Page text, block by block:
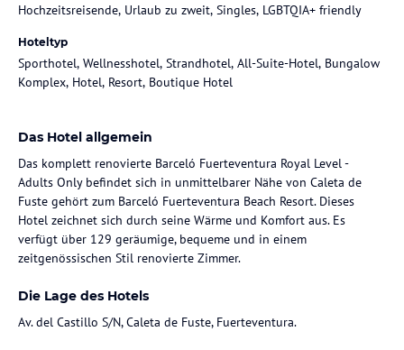
Hochzeitsreisende, Urlaub zu zweit, Singles, LGBTQIA+ friendly
Hoteltyp
Sporthotel, Wellnesshotel, Strandhotel, All-Suite-Hotel, Bungalow
Komplex, Hotel, Resort, Boutique Hotel
Das Hotel allgemein
Das komplett renovierte Barceló Fuerteventura Royal Level -
Adults Only befindet sich in unmittelbarer Nähe von Caleta de
Fuste gehört zum Barceló Fuerteventura Beach Resort. Dieses
Hotel zeichnet sich durch seine Wärme und Komfort aus. Es
verfügt über 129 geräumige, bequeme und in einem
zeitgenössischen Stil renovierte Zimmer.
Die Lage des Hotels
Av. del Castillo S/N, Caleta de Fuste, Fuerteventura.